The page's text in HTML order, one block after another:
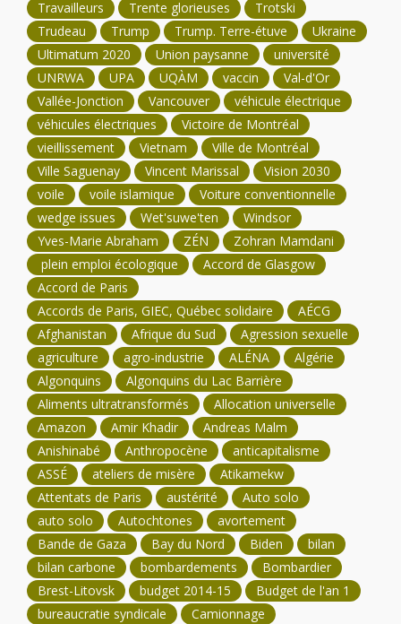
Travailleurs Trente glorieuses
Trotski
Trudeau
Trump Trump. Terre-étuve
Ukraine
Ultimatum 2020
Union paysanne
université
UNRWA
UPA UQÀM vaccin
Val-d'Or
Vallée-Jonction
Vancouver
véhicule électrique
véhicules électriques
Victoire de Montréal
vieillissement
Vietnam
Ville de Montréal
Ville Saguenay
Vincent Marissal
Vision 2030
voile
voile islamique
Voiture conventionnelle
wedge issues
Wet'suwe'ten
Windsor
Yves-Marie Abraham
ZÉN
Zohran Mamdani
plein emploi écologique
Accord de Glasgow
Accord de Paris
Accords de Paris, GIEC, Québec solidaire
AÉCG
Afghanistan
Afrique du Sud
Agression sexuelle
agriculture
agro-industrie ALÉNA
Algérie
Algonquins
Algonquins du Lac Barrière
Aliments ultratransformés
Allocation universelle
Amazon
Amir Khadir
Andreas Malm
Anishinabé
Anthropocène
anticapitalisme
ASSÉ
ateliers de misère
Atikamekw
Attentats de Paris
austérité
Auto solo
auto solo
Autochtones
avortement
Bande de Gaza
Bay du Nord Biden
bilan
bilan carbone
bombardements
Bombardier
Brest-Litovsk
budget 2014-15
Budget de l'an 1
bureaucratie syndicale
Camionnage